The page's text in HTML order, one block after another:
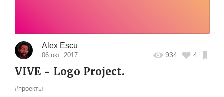
Alex Escu
06 окт. 2017 934 4
VIVE - Logo Project.
#проекты